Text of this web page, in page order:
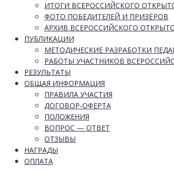
ИТОГИ ВСЕРОССИЙСКОГО
ФОТО ПОБЕДИТЕЛЕЙ И ПРИЗЁРОВ
АРХИВ ВСЕРОССИЙСКОГО
ПУБЛИКАЦИИ
МЕТОДИЧЕСКИЕ РАЗРАБОТКИ
РАБОТЫ УЧАСТНИКОВ
РЕЗУЛЬТАТЫ
ОБЩАЯ ИНФОРМАЦИЯ
ПРАВИЛА УЧАСТИЯ
ДОГОВОР-ОФЕРТА
ПОЛОЖЕНИЯ
ВОПРОС — ОТВЕТ
ОТЗЫВЫ
НАГРАДЫ
ОПЛАТА